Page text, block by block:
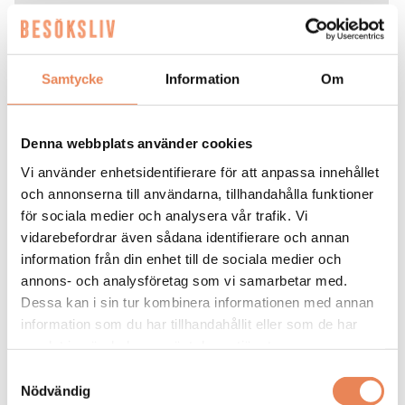
Samtycke Information Om
Denna webbplats använder cookies
Vi använder enhetsidentifierare för att anpassa innehållet
och annonserna till användarna, tillhandahålla funktioner
för sociala medier och analysera vår trafik. Vi
vidarebefordrar även sådana identifierare och annan
information från din enhet till de sociala medier och
annons- och analysföretag som vi samarbetar med.
Dessa kan i sin tur kombinera informationen med annan
information som du har tillhandahållit eller som de har
Nödvändig
Kock
Arbetsgivare: Smådalarö Gård Hotell & Spa
Placeringsort: Dalarö
Sista ansökningsdag: 2026-08-30
LÄS MER